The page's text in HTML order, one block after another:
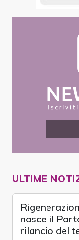
ULTIME
nasce il
rilancio del